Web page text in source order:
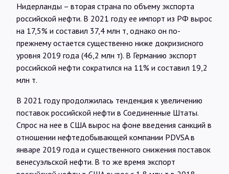
Нидерланды – вторая страна по объему экспорта
российской нефти. В 2021 году ее импорт из РФ вырос
на 17,5% и составил 37,4 млн т, однако он по-
прежнему остается существенно ниже докризисного
уровня 2019 года (46,2 млн т). В Германию экспорт
российской нефти сократился на 11% и составил 19,2
млн т.
В 2021 году продолжилась тенденция к увеличению
поставок российской нефти в Соединенные Штаты.
Спрос на нее в США вырос на фоне введения санкций в
отношении нефтедобывающей компании PDVSA в
январе 2019 года и существенного снижения поставок
венесуэльской нефти. В то же время экспорт